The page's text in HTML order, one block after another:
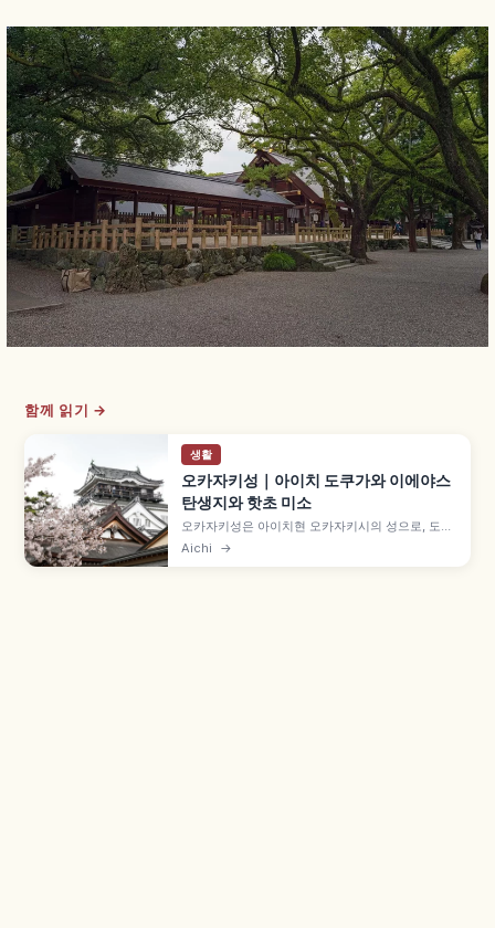
함께 읽기 →
생활
오카자키성｜아이치 도쿠가와 이에야스
탄생지와 핫초 미소
오카자키성은 아이치현 오카자키시의 성으로, 도쿠
가와 이에야스 탄생 전승이 남은 명소입니다. 1531
Aichi →